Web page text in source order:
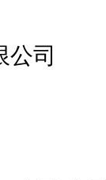
公司